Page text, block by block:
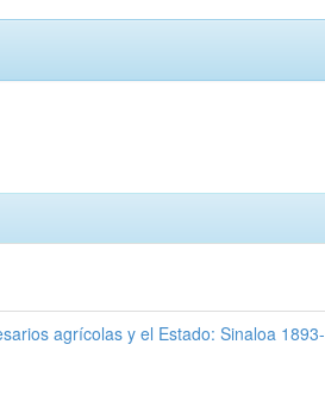
agrícolas y el Estado: Sinaloa 1893-